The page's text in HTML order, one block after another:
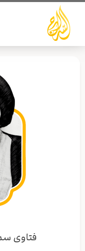
تخطي
المحتوى
فتاوى